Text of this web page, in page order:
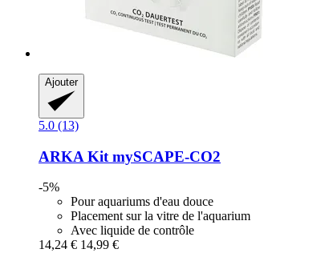
Ajouter
5.0 (13)
ARKA Kit mySCAPE-​CO2
-5%
Pour aquariums d'eau douce
Placement sur la vitre de l'aquarium
Avec liquide de contrôle
14,24 € 14,99 €